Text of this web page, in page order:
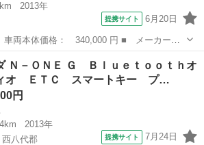
2013年
提携サイト 6月20日
Ｎ－ＯＮＥ ■ グレード名： Ｇ・Ｌパ
テリー新品 オーディオ ＡＭ ＦＭ Ｃ
Ｎ－ＯＮＥ Ｇ Ｂｌｕｅｔｏｏｔｈオ
オ ＥＴＣ スマートキー プ…
円
2013年
西八代郡
提携サイト 7月24日